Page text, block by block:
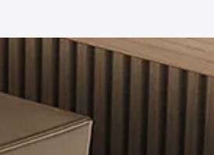
正方形/リ
リビングを